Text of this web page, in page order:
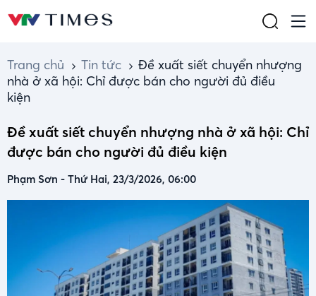
Trang chủ Tin tức
Đề xuất siết chuyển nhượng
nhà ở xã hội: Chỉ được bán cho người đủ điều
kiện
Đề xuất siết chuyển nhượng nhà ở xã hội: Chỉ
được bán cho người đủ điều kiện
Phạm Sơn - Thứ Hai, 23/3/2026, 06:00